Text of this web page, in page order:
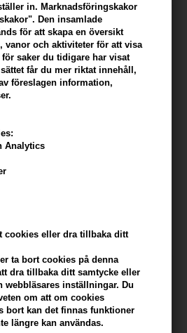
in. Marknadsföringskakor
Den insamlade
för att skapa en översikt
vanor och aktiviteter för att visa
saker du tidigare har visat
får du mer riktat innehåll,
föreslagen information,
Analytics
cookies eller dra tillbaka ditt
ta bort cookies på denna
dra tillbaka ditt samtycke eller
webbläsares inställningar. Du
om att om cookies
bort kan det finnas funktioner
längre kan användas.